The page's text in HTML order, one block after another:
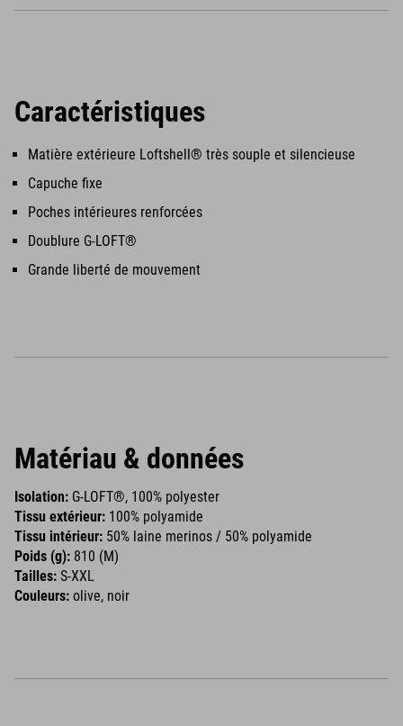
Caractéristiques
Matière extérieure Loftshell® très souple et silencieuse
Capuche fixe
Poches intérieures renforcées
Doublure G-LOFT®
Grande liberté de mouvement
Matériau & données
Isolation: G-LOFT®, 100% polyester
Tissu extérieur: 100% polyamide
Tissu intérieur: 50% laine merinos / 50% polyamide
Poids (g): 810 (M)
Tailles: S-XXL
Couleurs: olive, noir